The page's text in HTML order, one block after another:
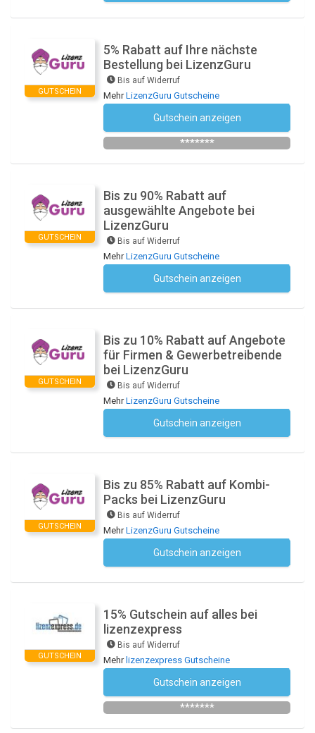
GUTSCHEIN
5% Rabatt auf Ihre nächste
Bestellung bei LizenzGuru
Bis auf Widerruf
MehrLizenzGuru Gutscheine
Gutschein anzeigen
*******
GUTSCHEIN
Bis zu 90% Rabatt auf
ausgewählte Angebote bei
LizenzGuru
Bis auf Widerruf
MehrLizenzGuru Gutscheine
Gutschein anzeigen
GUTSCHEIN
Bis zu 10% Rabatt auf Angebote
für Firmen & Gewerbetreibende
bei LizenzGuru
Bis auf Widerruf
MehrLizenzGuru Gutscheine
Gutschein anzeigen
GUTSCHEIN
Bis zu 85% Rabatt auf Kombi-
Packs bei LizenzGuru
Bis auf Widerruf
MehrLizenzGuru Gutscheine
Gutschein anzeigen
GUTSCHEIN
15% Gutschein auf alles bei
lizenzexpress
Bis auf Widerruf
Mehr lizenzexpress Gutscheine
Gutschein anzeigen
*******